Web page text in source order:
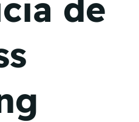
de